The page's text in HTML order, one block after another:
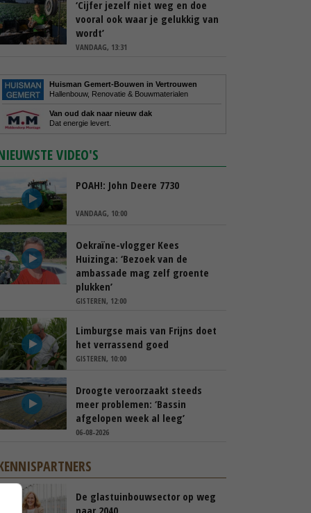
‘Cijfer jezelf niet weg en doe
vooral ook waar je gelukkig van
wordt’
VANDAAG, 13:31
Huisman Gemert-Bouwen in Vertrouwen
Hallenbouw, Renovatie & Bouwmaterialen
Van oud dak naar nieuw dak
Dat energie levert.
VIDEO'S
POAH!: John Deere 7730
VANDAAG, 10:00
Oekraïne-vlogger Kees
Huizinga: ‘Bezoek van de
ambassade mag zelf groente
plukken’
GISTEREN, 12:00
Limburgse mais van Frijns doet
het verrassend goed
GISTEREN, 10:00
Droogte veroorzaakt steeds
meer problemen: ‘Bassin
afgelopen week al leeg’
06-08-2026
De glastuinbouwsector op weg
naar 2040